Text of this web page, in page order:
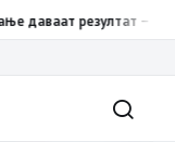
резултат –